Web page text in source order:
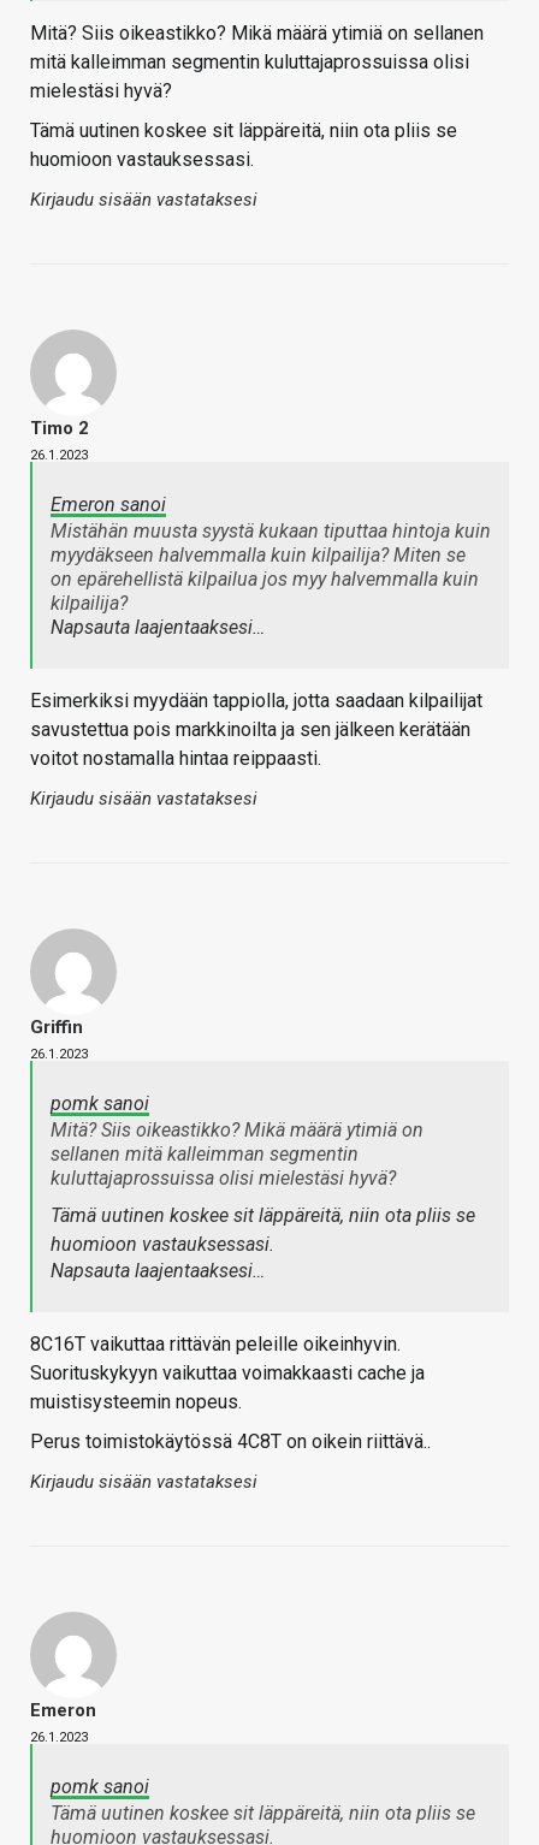
Mitä? Siis oikeastikko? Mikä määrä ytimiä on sellanen
mitä kalleimman segmentin kuluttajaprossuissa olisi
mielestäsi hyvä?
Tämä uutinen koskee sit läppäreitä, niin ota pliis se
huomioon vastauksessasi.
Kirjaudu sisään vastataksesi
Timo 2
26.1.2023
Emeron sanoi
Mistähän muusta syystä kukaan tiputtaa hintoja kuin
myydäkseen halvemmalla kuin kilpailija? Miten se
on epärehellistä kilpailua jos myy halvemmalla kuin
kilpailija?
Napsauta laajentaaksesi…
Esimerkiksi myydään tappiolla, jotta saadaan kilpailijat
savustettua pois markkinoilta ja sen jälkeen kerätään
voitot nostamalla hintaa reippaasti.
Kirjaudu sisään vastataksesi
Griffin
26.1.2023
pomk sanoi
Mitä? Siis oikeastikko? Mikä määrä ytimiä on
sellanen mitä kalleimman segmentin
kuluttajaprossuissa olisi mielestäsi hyvä?
Tämä uutinen koskee sit läppäreitä, niin ota pliis se
huomioon vastauksessasi.
Napsauta laajentaaksesi…
8C16T vaikuttaa rittävän peleille oikeinhyvin.
Suorituskykyyn vaikuttaa voimakkaasti cache ja
muistisysteemin nopeus.
Perus toimistokäytössä 4C8T on oikein riittävä..
Kirjaudu sisään vastataksesi
Emeron
26.1.2023
pomk sanoi
Tämä uutinen koskee sit läppäreitä, niin ota pliis se
huomioon vastauksessasi.